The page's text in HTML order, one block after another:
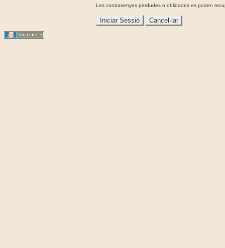
Les contrasenyes perdudes o oblidades es poden